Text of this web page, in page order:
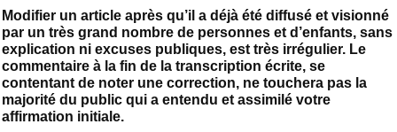
Modifier un article après qu’il a déjà été diffusé et visionné
par un très grand nombre de personnes et d’enfants, sans
explication ni excuses publiques, est très irrégulier. Le
commentaire à la fin de la transcription écrite, se
contentant de noter une correction, ne touchera pas la
majorité du public qui a entendu et assimilé votre
affirmation initiale.